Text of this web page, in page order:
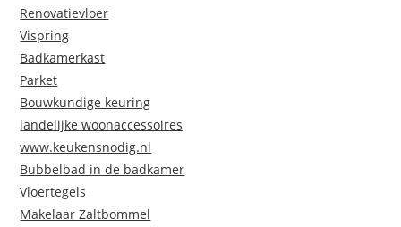
Renovatievloer
Vispring
Badkamerkast
Parket
Bouwkundige keuring
landelijke woonaccessoires
www.keukensnodig.nl
Bubbelbad in de badkamer
Vloertegels
Makelaar Zaltbommel